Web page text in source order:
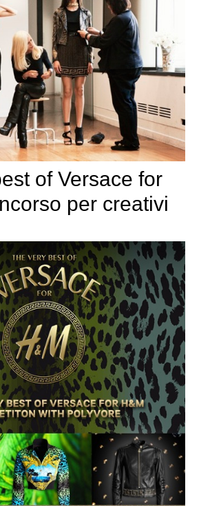
of Versace for
per creativi